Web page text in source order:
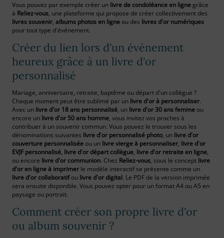
Vous pouvez par exemple créer un livre de condoléance en ligne grâce
à Reliez-vous, une plateforme qui propose de créer collectivement des
livres souvenir, albums photos en ligne ou des livres d'or numériques
pour tout type d'événement.
Créer du lien lors d'un événement
heureux grâce à un livre d'or
personnalisé
Mariage, anniversaire, retraite, baptême ou départ d'un collègue ?
Chaque moment peut être sublimé par un livre d'or à personnaliser.
Avec un livre d'or 18 ans personnalisé, un livre d'or 30 ans femme ou
encore un livre d'or 50 ans homme, vous invitez vos proches à
contribuer à un souvenir commun. Vous pouvez le trouver sous les
dénominations suivantes livre d'or personnalisé photo, un livre d'or
couverture personnalisée ou un livre vierge à personnaliser, livre d'or
EVJF personnalisé, livre d'or départ collègue, livre d'or retraite en ligne,
ou encore livre d'or communion. Chez Reliez-vous, sous le concept livre
d'or en ligne à imprimer le modèle interactif se présente comme un
livre d'or collaboratifou livre d'or digital. Le PDF de la version imprimée
sera ensuite disponible. Vous pouvez opter pour un format A4 ou A5 en
paysage ou portrait.
Comment créer son propre livre d'or
ou album souvenir ?